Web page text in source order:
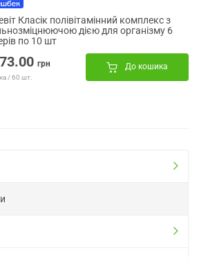
Класік полівітамінний комплекс з
дією для організму 6
по 10 шт
грн
/ 60 шт.
До кошика